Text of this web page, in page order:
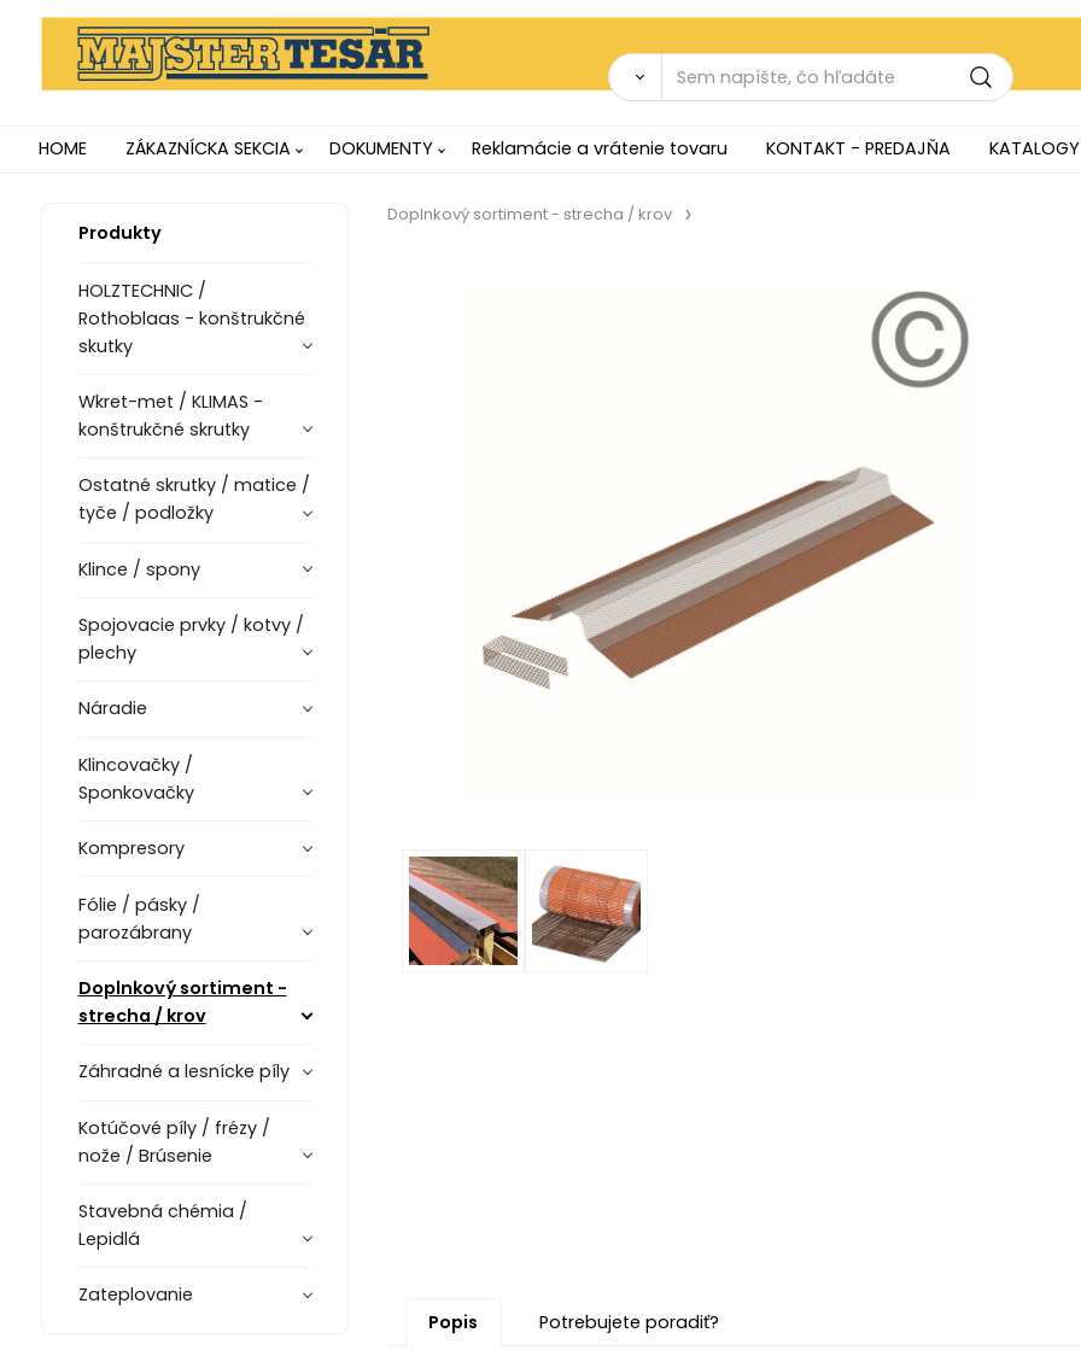
HOME ZÁKAZNÍCKA SEKCIA DOKUMENTY Reklamácie a vrátenie tovaru KONTAKT - PREDAJŇA
Produkty
HOLZTECHNIC /
Rothoblaas - konštrukčné
skutky
Wkret-met / KLIMAS -
konštrukčné skrutky
Ostatné skrutky / matice /
tyče / podložky
Klince / spony
Spojovacie prvky / kotvy /
plechy
Náradie
Klincovačky /
Sponkovačky
Kompresory
Fólie / pásky /
parozábrany
Doplnkový sortiment -
strecha / krov
Záhradné a lesnícke píly
Kotúčové píly / frézy /
nože / Brúsenie
Stavebná chémia /
Lepidlá
Zateplovanie
Doplnkový sortiment - strecha / krov
Popis Potrebujete poradiť?